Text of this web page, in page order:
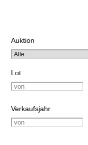
Auktion
Lot
Verkaufsjahr